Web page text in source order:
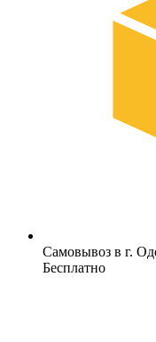
Самовывоз в г.
Бесплатно